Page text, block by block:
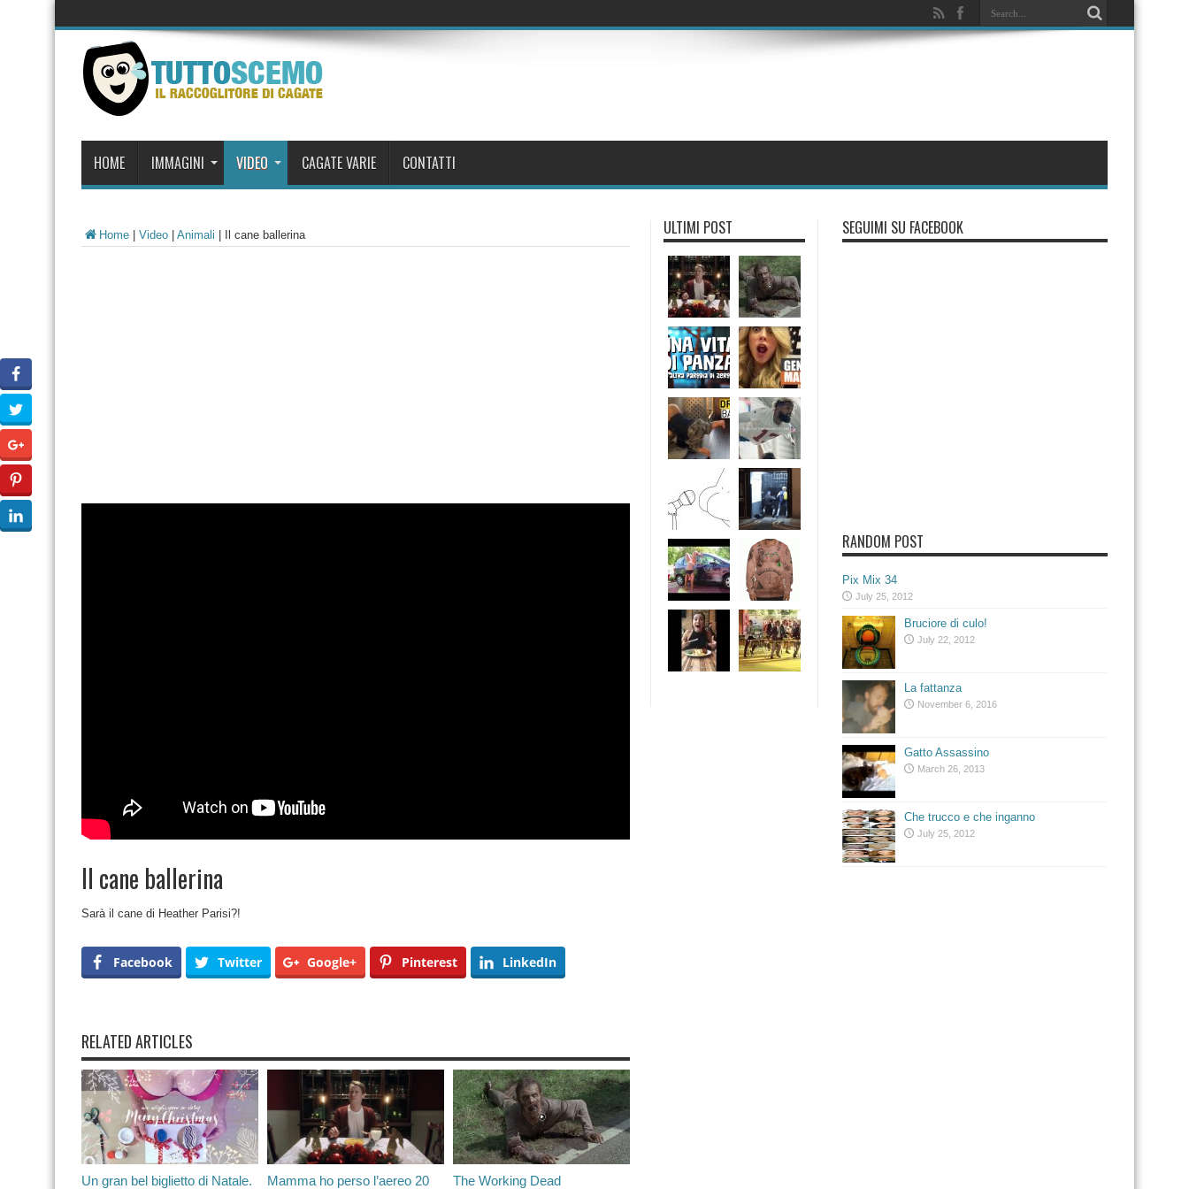
HOME IMMAGINI VIDEO CAGATE VARIE CONTATTI
Home Video Animali Il cane ballerina
Il cane ballerina
Sarà il cane di Heather Parisi?!
Facebook Twitter Google+ Pinterest LinkedIn
RELATED ARTICLES
Un gran bel biglietto di Natale.
Mamma ho perso l’aereo 20
The Working Dead
ULTIMI POST SEGUIMI SU FACEBOOK
RANDOM POST
Pix Mix 34
July 25, 2012
Bruciore di culo!
July 22, 2012
La fattanza
November 6, 2016
Gatto Assassino
March 26, 2013
Che trucco e che inganno
July 25, 2012